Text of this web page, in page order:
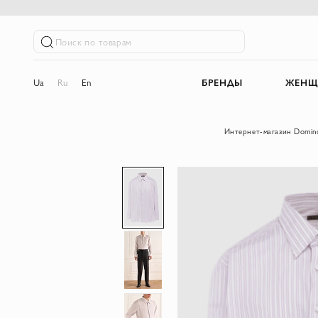
Поиск по товарам
Ua Ru En БРЕНДЫ
Интернет-магазин
Пропустить
перейти
галереям
изображений